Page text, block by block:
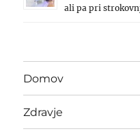
ali pa pri
Domov
Zdravje